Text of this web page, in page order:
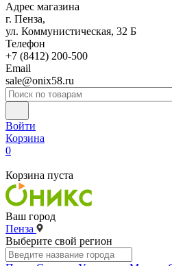
Адрес магазина
г. Пенза,
ул. Коммунистическая, 32 Б
Телефон
+7 (8412) 200-500
Email
sale@onix58.ru
Войти
Корзина
0
Корзина пуста
Ваш город
Пенза
Выберите свой регион